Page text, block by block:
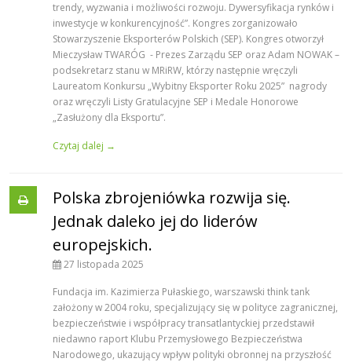
trendy, wyzwania i możliwości rozwoju. Dywersyfikacja rynków i
inwestycje w konkurencyjność”. Kongres zorganizowało
Stowarzyszenie Eksporterów Polskich (SEP). Kongres otworzył
Mieczysław TWARÓG - Prezes Zarządu SEP oraz Adam NOWAK –
podsekretarz stanu w MRiRW, którzy następnie wręczyli
Laureatom Konkursu „Wybitny Eksporter Roku 2025” nagrody
oraz wręczyli Listy Gratulacyjne SEP i Medale Honorowe
„Zasłużony dla Eksportu”.
Czytaj dalej →
Polska zbrojeniówka rozwija się.
Jednak daleko jej do liderów
europejskich.
27 listopada 2025
Fundacja im. Kazimierza Pułaskiego, warszawski think tank
założony w 2004 roku, specjalizujący się w polityce zagranicznej,
bezpieczeństwie i współpracy transatlantyckiej przedstawił
niedawno raport Klubu Przemysłowego Bezpieczeństwa
Narodowego, ukazujący wpływ polityki obronnej na przyszłość